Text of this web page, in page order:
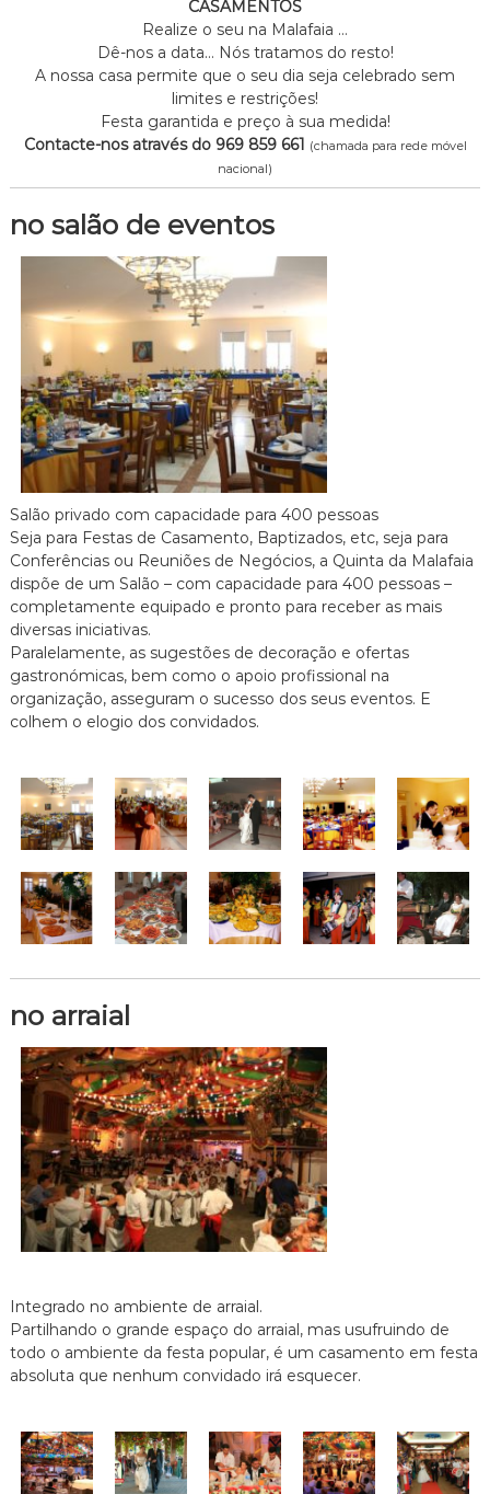
CASAMENTOS
Realize o seu na Malafaia …
Dê-nos a data… Nós tratamos do resto!
A nossa casa permite que o seu dia seja celebrado sem
limites e restrições!
Festa garantida e preço à sua medida!
Contacte-nos através do 969 859 661 (chamada para rede móvel
nacional)
no salão de eventos
Salão privado com capacidade para 400 pessoas
Seja para Festas de Casamento, Baptizados, etc, seja para
Conferências ou Reuniões de Negócios, a Quinta da Malafaia
dispõe de um Salão – com capacidade para 400 pessoas –
completamente equipado e pronto para receber as mais
diversas iniciativas.
Paralelamente, as sugestões de decoração e ofertas
gastronómicas, bem como o apoio profissional na
organização, asseguram o sucesso dos seus eventos. E
colhem o elogio dos convidados.
no arraial
Integrado no ambiente de arraial.
Partilhando o grande espaço do arraial, mas usufruindo de
todo o ambiente da festa popular, é um casamento em festa
absoluta que nenhum convidado irá esquecer.